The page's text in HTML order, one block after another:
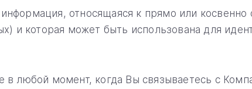
относящаяся к прямо или
и которая может быть использована для
любой момент, когда Вы связываетесь с